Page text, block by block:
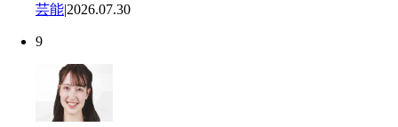
芸能|2026.07.30
9